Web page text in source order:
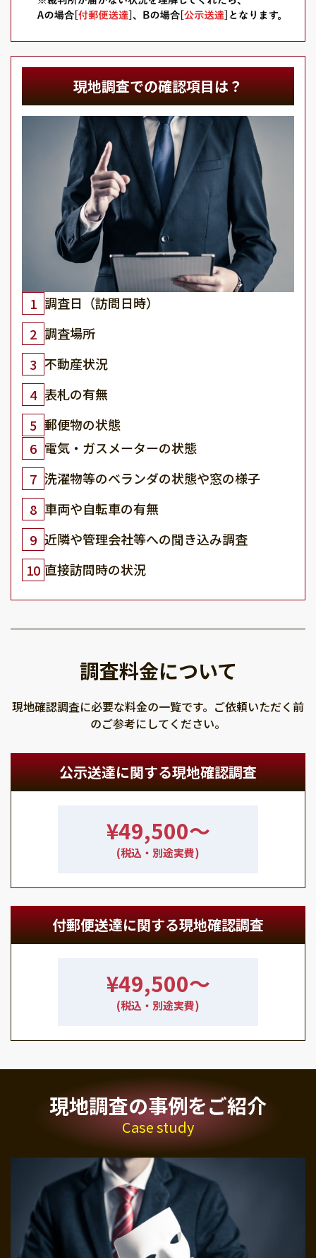
現地調査での確認項目は？
1 調査日（訪問日時）
2 調査場所
3 不動産状況
4 表札の有無
5 郵便物の状態
6 電気・ガスメーターの状態
7 洗濯物等のベランダの状態や窓の様子
8 車両や自転車の有無
9 近隣や管理会社等への聞き込み調査
10 直接訪問時の状況
調査料金について
現地確認調査に必要な料金の一覧です。ご依頼いただく前
のご参考にしてください。
公示送達に関する現地確認調査
¥49,500〜
(税込・別途実費)
付郵便送達に関する現地確認調査
¥49,500〜
(税込・別途実費)
現地調査の事例をご紹介
Case study